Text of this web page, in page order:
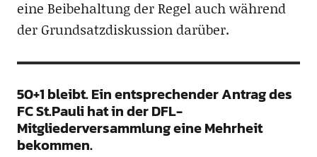
eine Beibehaltung der Regel auch während
der Grundsatzdiskussion darüber.
50+1 bleibt. Ein entsprechender Antrag des
FC St.Pauli hat in der DFL-
Mitgliederversammlung eine Mehrheit
bekommen.